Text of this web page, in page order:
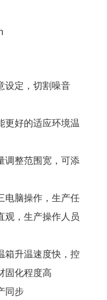
设定，切割噪音
更好的适应环境温
调整范围宽，可添
电脑操作，生产任
观，生产操作人员
箱升温速度快，控
固化程度高
同步